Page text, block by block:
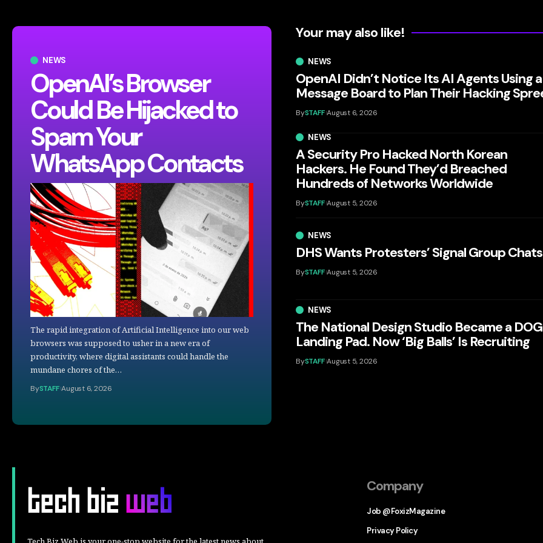
NEWS
OpenAI’s Browser
Could Be Hijacked to
Spam Your
WhatsApp Contacts
The rapid integration of Artificial Intelligence into our web
browsers was supposed to usher in a new era of
productivity, where digital assistants could handle the
mundane chores of the…
BySTAFF August 6, 2026
Your may also like!
NEWS
OpenAI Didn’t Notice Its AI Agents Using a
Message Board to Plan Their Hacking
BySTAFF August 6, 2026
NEWS
A Security Pro Hacked North Korean
Hackers. He Found They’d Breached
Hundreds of Networks Worldwide
BySTAFF August 5, 2026
NEWS
DHS Wants Protesters’ Signal Group Chats
BySTAFF August 5, 2026
NEWS
The National Design Studio Became a
Landing Pad. Now ‘Big Balls’ Is Recruiting
BySTAFF August 5, 2026
Company
Job @FoxizMagazine
Privacy Policy